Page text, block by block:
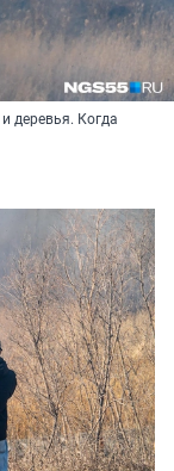
деревья. Когда